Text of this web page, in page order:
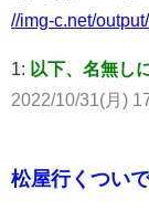
//img-c.net/
1: 以下、名無し
2022/10/31(月)
松屋行くつい